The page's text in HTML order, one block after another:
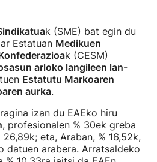
k (SME) bat egin du
Estatuan Medikuen
k (CESM)
arloko langileen lan-
Estatutu Markoaren
aurka.
izan du EAEko hiru
, profesionalen % 30ek greba
26,89k; eta, Araban, % 16,52k,
datuen arabera. Arratsaldeko